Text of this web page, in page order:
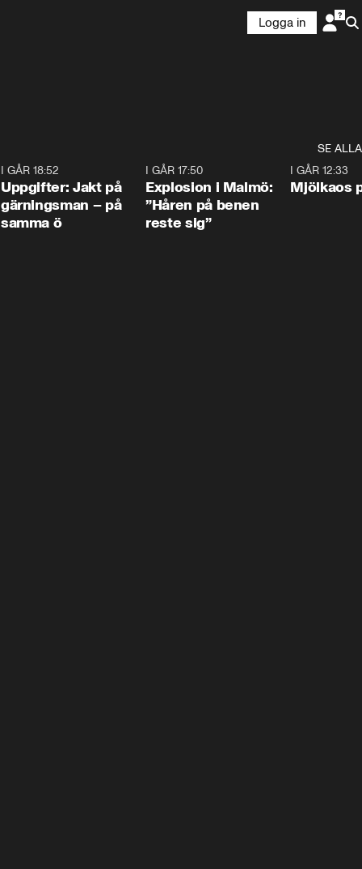
Logga in
SE ALLA
I GÅR 18:52
Uppgifter: Jakt på
gärningsman – på
samma ö
I GÅR 17:50
Explosion i Malmö:
”Håren på benen
reste sig”
I GÅR 12:33
Mjölkaos